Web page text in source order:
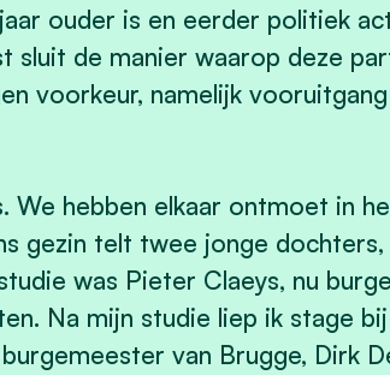
ouder is en eerder politiek
sluit de manier waarop deze
voorkeur, namelijk
We hebben elkaar ontmoet in
gezin telt twee jonge dochters,
was Pieter Claeys, nu
Na mijn studie liep ik stage
van Brugge, Dirk